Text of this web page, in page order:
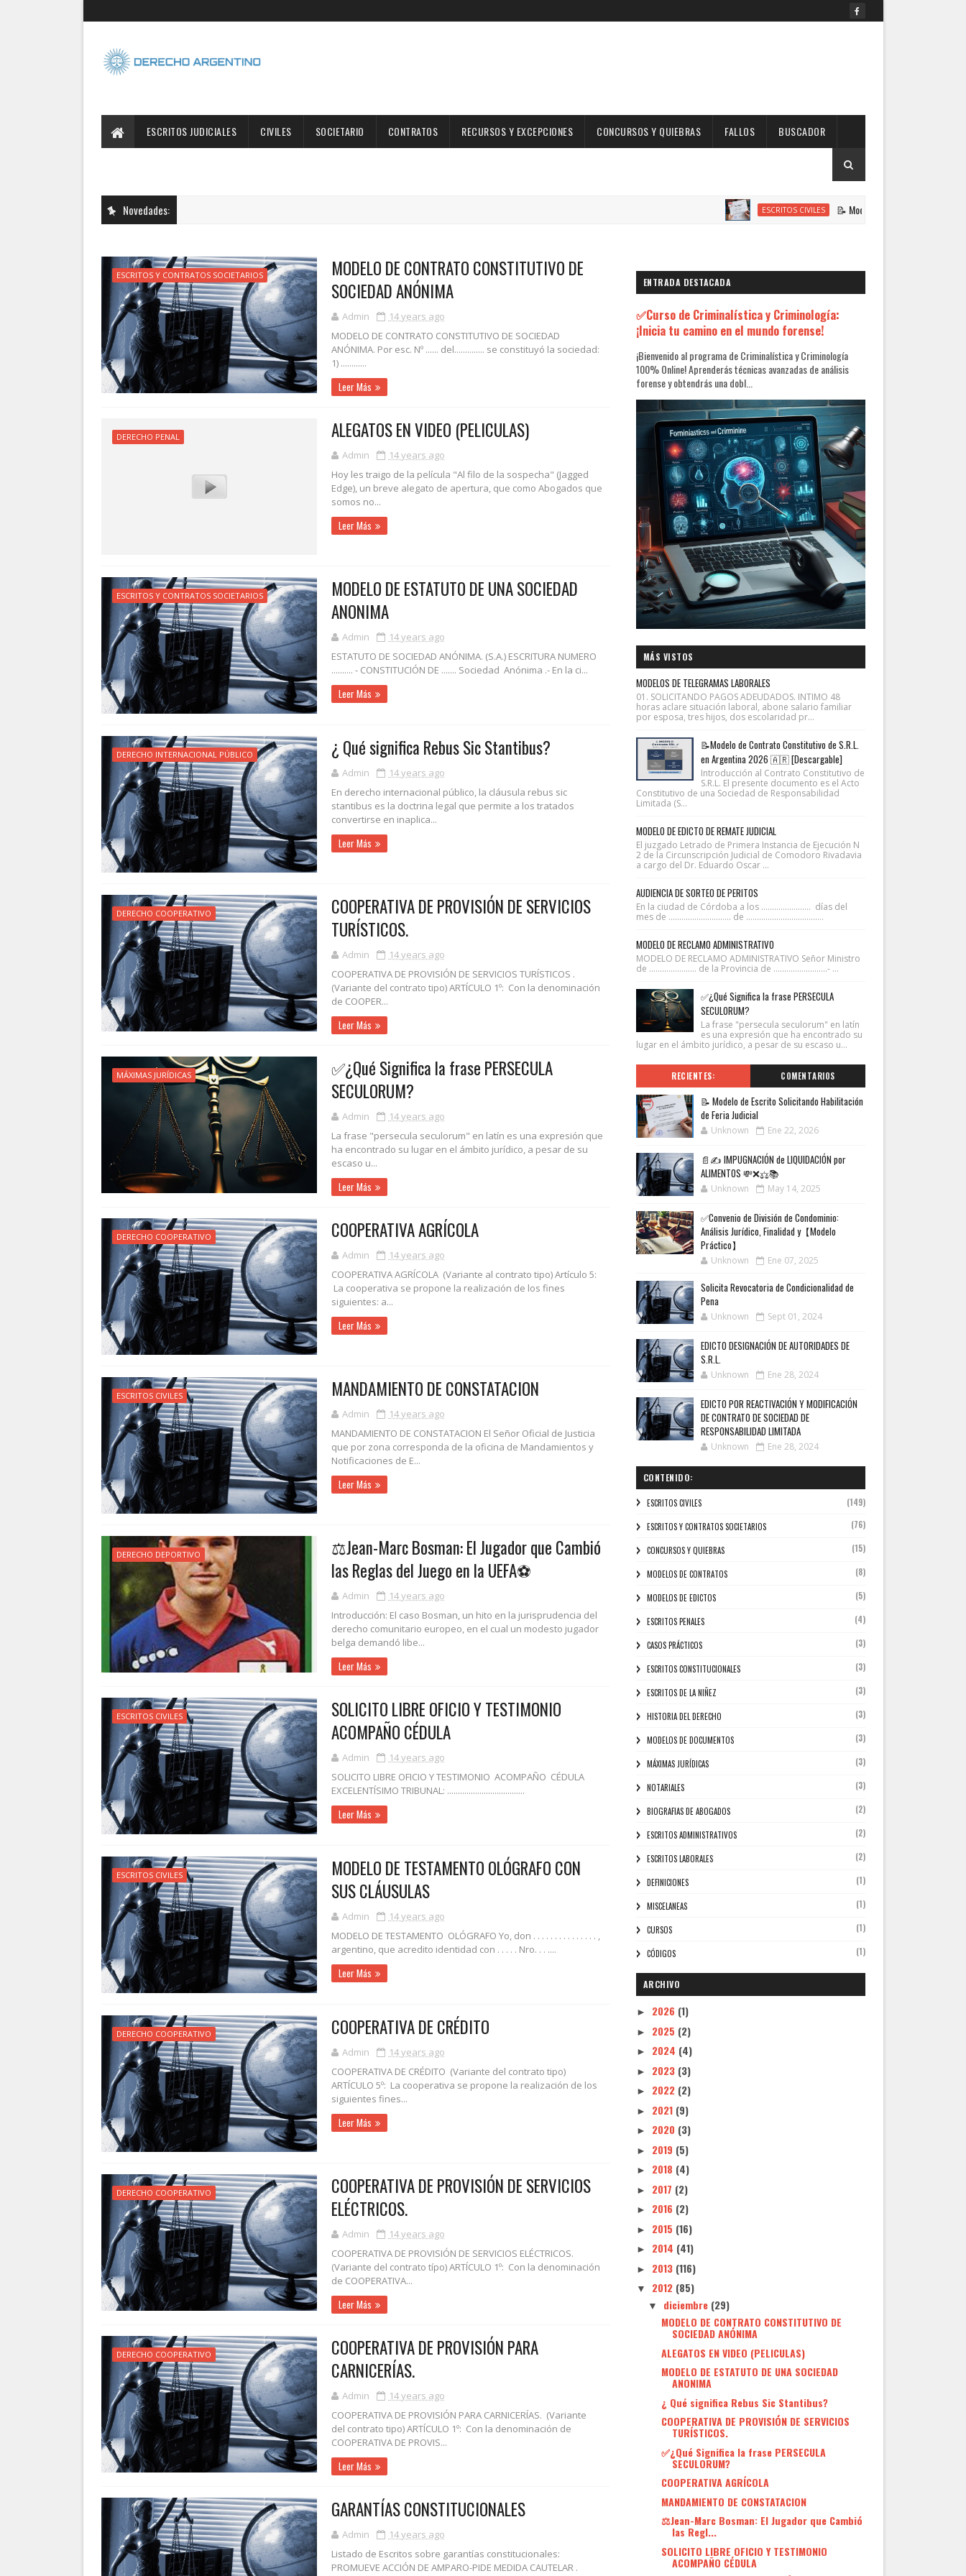
ESCRITOS JUDICIALES CIVILES SOCIETARIO CONTRATOS RECURSOS Y EXCEPCIONES CONCURSOS Y QUIEBRAS FALLOS BUSCADOR
Novedades: ESCRITOS CIVILES 📝 Modelo de Escrito Solicitando Habilitación
ESCRITOS Y CONTRATOS SOCIETARIOS
MODELO DE CONTRATO CONSTITUTIVO DE
SOCIEDAD ANÓNIMA
Admin
14 years ago
MODELO DE CONTRATO CONSTITUTIVO DE SOCIEDAD
ANÓNIMA. Por esc. Nº ...... del.............. se constituyó la sociedad:
1) ............
Leer Más
DERECHO PENAL ALEGATOS EN VIDEO (PELICULAS)
Admin
14 years ago
Hoy les traigo de la película "Al filo de la sospecha" (Jagged
Edge), un breve alegato de apertura, que como Abogados que
somos no...
Leer Más
ESCRITOS Y CONTRATOS SOCIETARIOS
MODELO DE ESTATUTO DE UNA SOCIEDAD
ANONIMA
Admin
14 years ago
ESTATUTO DE SOCIEDAD ANÓNIMA. (S.A.) ESCRITURA NUMERO
.......... - CONSTITUCIÓN DE ....... Sociedad Anónima .- En la ci...
Leer Más
DERECHO INTERNACIONAL PÚBLICO ¿ Qué significa Rebus Sic Stantibus?
Admin
14 years ago
En derecho internacional público, la cláusula rebus sic
stantibus es la doctrina legal que permite a los tratados
convertirse en inaplica...
Leer Más
DERECHO COOPERATIVO
COOPERATIVA DE PROVISIÓN DE SERVICIOS
TURÍSTICOS.
Admin
14 years ago
COOPERATIVA DE PROVISIÓN DE SERVICIOS TURÍSTICOS .
(Variante del contrato tipo) ARTÍCULO 1º: Con la denominación
de COOPER...
Leer Más
MÁXIMAS JURÍDICAS
✅¿Qué Significa la frase PERSECULA
SECULORUM?
Admin
14 years ago
La frase "persecula seculorum" en latín es una expresión que
ha encontrado su lugar en el ámbito jurídico, a pesar de su
escaso u...
Leer Más
DERECHO COOPERATIVO COOPERATIVA AGRÍCOLA
Admin
14 years ago
COOPERATIVA AGRÍCOLA (Variante al contrato tipo) Artículo 5:
La cooperativa se propone la realización de los fines
siguientes: a...
Leer Más
ESCRITOS CIVILES MANDAMIENTO DE CONSTATACION
Admin
14 years ago
MANDAMIENTO DE CONSTATACION El Señor Oficial de Justicia
que por zona corresponda de la oficina de Mandamientos y
Notificaciones de E...
Leer Más
DERECHO DEPORTIVO
⚖️Jean-Marc Bosman: El Jugador que Cambió
las Reglas del Juego en la UEFA⚽
Admin
14 years ago
Introducción: El caso Bosman, un hito en la jurisprudencia del
derecho comunitario europeo, en el cual un modesto jugador
belga demandó libe...
Leer Más
ESCRITOS CIVILES
SOLICITO LIBRE OFICIO Y TESTIMONIO
ACOMPAÑO CÉDULA
Admin
14 years ago
SOLICITO LIBRE OFICIO Y TESTIMONIO ACOMPAÑO CÉDULA
EXCELENTÍSIMO TRIBUNAL: ....................................
Leer Más
ESCRITOS CIVILES
MODELO DE TESTAMENTO OLÓGRAFO CON
SUS CLÁUSULAS
Admin
14 years ago
MODELO DE TESTAMENTO OLÓGRAFO Yo, don . . . . . . . . . . . . . . . ,
argentino, que acredito identidad con . . . . . Nro. . . ....
Leer Más
DERECHO COOPERATIVO COOPERATIVA DE CRÉDITO
Admin
14 years ago
COOPERATIVA DE CRÉDITO (Variante del contrato tipo)
ARTÍCULO 5º: La cooperativa se propone la realización de los
siguientes fines...
Leer Más
DERECHO COOPERATIVO
COOPERATIVA DE PROVISIÓN DE SERVICIOS
ELÉCTRICOS.
Admin
14 years ago
COOPERATIVA DE PROVISIÓN DE SERVICIOS ELÉCTRICOS.
(Variante del contrato típo) ARTÍCULO 1º: Con la denominación
de COOPERATIVA...
Leer Más
DERECHO COOPERATIVO
COOPERATIVA DE PROVISIÓN PARA
CARNICERÍAS.
Admin
14 years ago
COOPERATIVA DE PROVISIÓN PARA CARNICERÍAS. (Variante
del contrato tipo) ARTÍCULO 1º: Con la denominación de
COOPERATIVA DE PROVIS...
Leer Más
GARANTÍAS CONSTITUCIONALES
Admin
14 years ago
Listado de Escritos sobre garantías constitucionales:
PROMUEVE ACCIÓN DE AMPARO-PIDE MEDIDA CAUTELAR .
ENTRADA DESTACADA
✅Curso de Criminalística y Criminología:
¡Inicia tu camino en el mundo forense!
¡Bienvenido al programa de Criminalística y Criminología
100% Online! Aprenderás técnicas avanzadas de análisis
forense y obtendrás una dobl...
MÁS VISTOS
MODELOS DE TELEGRAMAS LABORALES
01. SOLICITANDO PAGOS ADEUDADOS. INTIMO 48
horas aclare situación laboral, abone salario familiar
por esposa, tres hijos, dos escolaridad pr...
📝Modelo de Contrato Constitutivo de S.R.L.
en Argentina 2026 🇦🇷 [Descargable]
Introducción al Contrato Constitutivo de
S.R.L. El presente documento es el Acto
Constitutivo de una Sociedad de Responsabilidad
Limitada (S...
MODELO DE EDICTO DE REMATE JUDICIAL
El juzgado Letrado de Primera Instancia de Ejecución N
2 de la Circunscripción Judicial de Comodoro Rivadavia
a cargo del Dr. Eduardo Oscar ...
AUDIENCIA DE SORTEO DE PERITOS
En la ciudad de Córdoba a los ....................... días del
mes de ............................. de ....................................
MODELO DE RECLAMO ADMINISTRATIVO
MODELO DE RECLAMO ADMINISTRATIVO Señor Ministro
de ...................... de la Provincia de .........................- ...
✅¿Qué Significa la frase PERSECULA
SECULORUM?
La frase "persecula seculorum" en latín
es una expresión que ha encontrado su
lugar en el ámbito jurídico, a pesar de su escaso u...
RECIENTES: COMENTARIOS
📝 Modelo de Escrito Solicitando Habilitación
de Feria Judicial
Unknown Ene 22, 2026
📄✍️ IMPUGNACIÓN de LIQUIDACIÓN por
ALIMENTOS 💸❌⚖️📚
Unknown May 14, 2025
✅Convenio de División de Condominio:
Análisis Jurídico, Finalidad y【Modelo
Práctico】
Unknown Ene 07, 2025
Solicita Revocatoria de Condicionalidad de
Pena
Unknown Sept 01, 2024
EDICTO DESIGNACIÓN DE AUTORIDADES DE
S.R.L.
Unknown Ene 28, 2024
EDICTO POR REACTIVACIÓN Y MODIFICACIÓN
DE CONTRATO DE SOCIEDAD DE
RESPONSABILIDAD LIMITADA
Unknown Ene 28, 2024
CONTENIDO:
ESCRITOS CIVILES (149)
ESCRITOS Y CONTRATOS SOCIETARIOS (76)
CONCURSOS Y QUIEBRAS (15)
MODELOS DE CONTRATOS (8)
MODELOS DE EDICTOS (5)
ESCRITOS PENALES (4)
CASOS PRÁCTICOS (3)
ESCRITOS CONSTITUCIONALES (3)
ESCRITOS DE LA NIÑEZ (3)
HISTORIA DEL DERECHO (3)
MODELOS DE DOCUMENTOS (3)
MÁXIMAS JURÍDICAS (3)
NOTARIALES (3)
BIOGRAFIAS DE ABOGADOS (2)
ESCRITOS ADMINISTRATIVOS (2)
ESCRITOS LABORALES (2)
DEFINICIONES (1)
MISCELANEAS (1)
CURSOS (1)
CÓDIGOS (1)
ARCHIVO
► 2026 (1)
► 2025 (2)
► 2024 (4)
► 2023 (3)
► 2022 (2)
► 2021 (9)
► 2020 (3)
► 2019 (5)
► 2018 (4)
► 2017 (2)
► 2016 (2)
► 2015 (16)
► 2014 (41)
► 2013 (116)
▼ 2012 (85)
▼ diciembre (29)
MODELO DE CONTRATO CONSTITUTIVO DE
SOCIEDAD ANÓNIMA
ALEGATOS EN VIDEO (PELICULAS)
MODELO DE ESTATUTO DE UNA SOCIEDAD
ANONIMA
¿ Qué significa Rebus Sic Stantibus?
COOPERATIVA DE PROVISIÓN DE SERVICIOS
TURÍSTICOS.
✅¿Qué Significa la frase PERSECULA
SECULORUM?
COOPERATIVA AGRÍCOLA
MANDAMIENTO DE CONSTATACION
⚖️Jean-Marc Bosman: El Jugador que Cambió
las Regl...
SOLICITO LIBRE OFICIO Y TESTIMONIO
ACOMPAÑO CÉDULA